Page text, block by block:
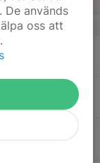
används
oss att